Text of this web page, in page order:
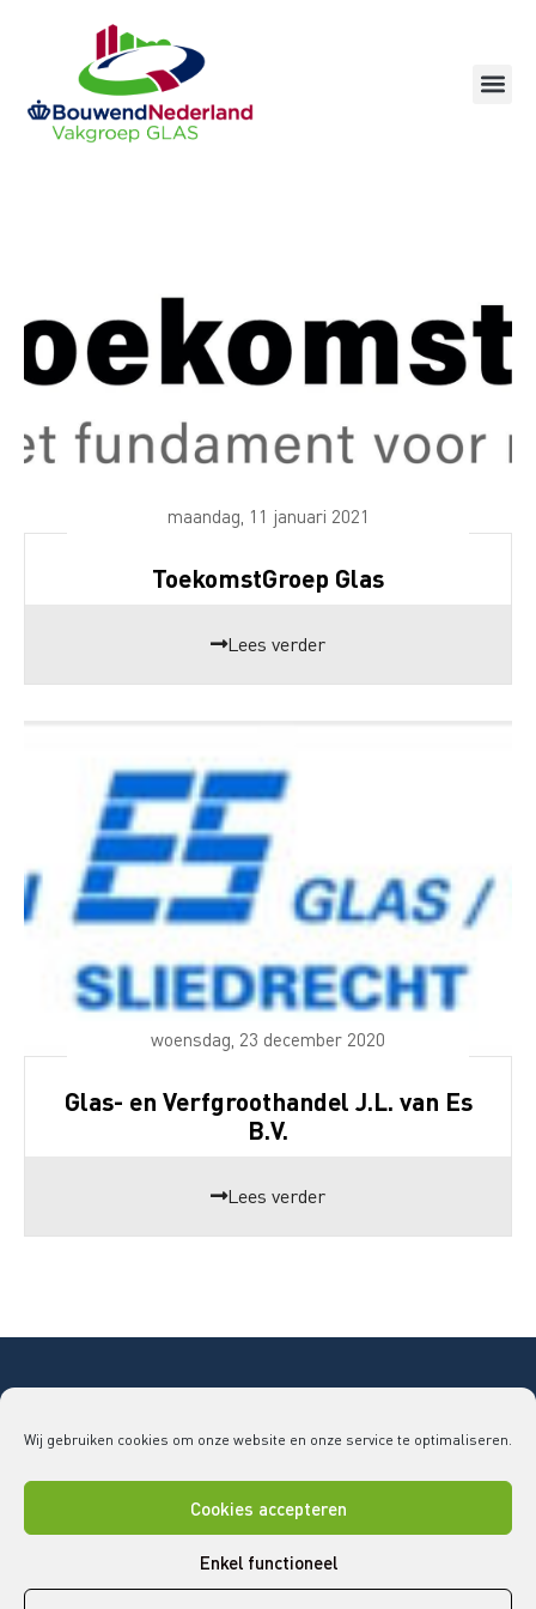
Wij gebruiken cookies om onze website en onze service te optimaliseren.
Cookies accepteren
Enkel functioneel
inhoud
maandag, 11 januari 2021
ToekomstGroep Glas
Lees verder
woensdag, 23 december 2020
Glas- en Verfgroothandel J.L. van Es
B.V.
Lees verder
GLASvakgroepglas@bouwendnederland.nl|079 - 32
52 220
Cookies Privacy statement